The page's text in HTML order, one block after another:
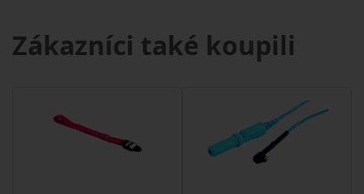
Zákazníci také koupili